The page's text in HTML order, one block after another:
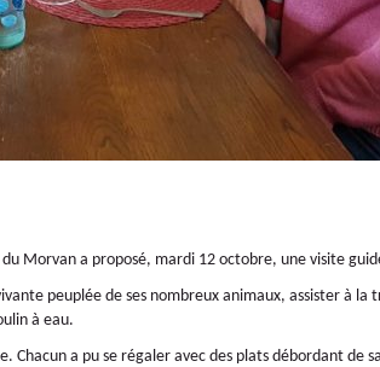
Morvan a proposé, mardi 12 octobre, une visite
peuplée de ses nombreux animaux, assister à
à eau.
Chacun a pu se régaler avec des plats débordant de